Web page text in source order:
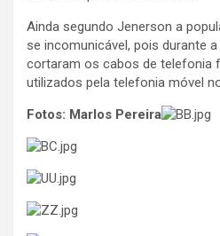
Ainda segundo Jenerson a
se incomunicável, pois durante
cortaram os cabos de telefonia
utilizados pela telefonia móvel
Fotos: Marlos Pereira